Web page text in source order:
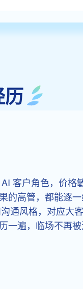
客户角色，价格
的高管，都能逐
通风格，对应大
一遍，临场不再